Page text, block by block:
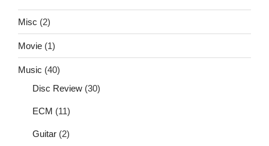
Misc (2)
Movie (1)
Music (40)
Disc Review (30)
ECM (11)
Guitar (2)